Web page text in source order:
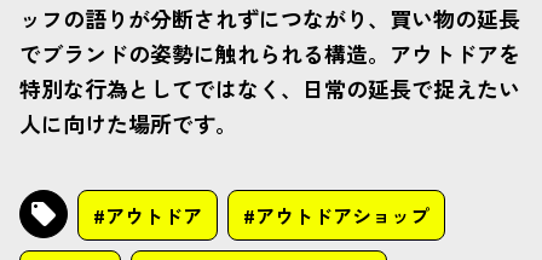
ッフの語りが分断されずにつながり、買い物の延長
でブランドの姿勢に触れられる構造。アウトドアを
特別な行為としてではなく、日常の延長で捉えたい
人に向けた場所です。
#アウトドア #アウトドアショップ